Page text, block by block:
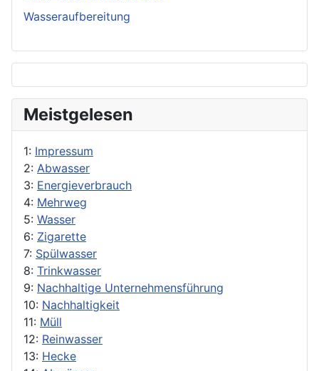
Wasseraufbereitung
Meistgelesen
1: Impressum
2: Abwasser
3: Energieverbrauch
4: Mehrweg
5: Wasser
6: Zigarette
7: Spülwasser
8: Trinkwasser
9: Nachhaltige Unternehmensführung
10: Nachhaltigkeit
11: Müll
12: Reinwasser
13: Hecke